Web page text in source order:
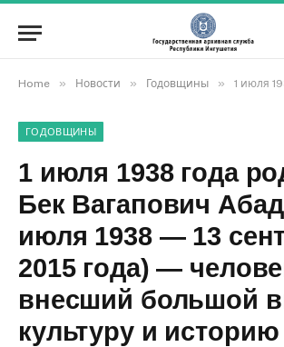
Home » Новости » Годовщины » 1 июля 1938 года родился Бек Вагапович Абадиев
ГОДОВЩИНЫ
1 июля 1938 года
Бек Вагапович
июля 1938 — 13
2015 года) —
внесший большой
культуру и историю